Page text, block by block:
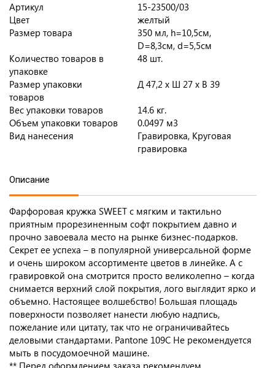
Артикул
15-23500/03
Цвет
желтый
Размер товара
350 мл, h=10,5см,
D=8,3см, d=5,5см
Количество товаров в
упаковке
48 шт.
Размер упаковки
товаров
Д 47,2 x Ш 27 x В 39
Вес упаковки товаров
14.6 кг.
Объем упаковки товаров
0.0497 м3
Вид нанесения
Гравировка, Круговая
гравировка
Описание
Фарфоровая кружка SWEET с мягким и тактильно
приятным прорезиненным софт покрытием давно и
прочно завоевала место на рынке бизнес-подарков.
Секрет ее успеха – в популярной универсальной форме
и очень широком ассортименте цветов в линейке. А с
гравировкой она смотрится просто великолепно – когда
снимается верхний слой покрытия, лого выглядит ярко и
объемно. Настоящее волшебство! Большая площадь
поверхности позволяет нанести любую надпись,
пожелание или цитату, так что не ограничивайтесь
деловыми стандартами. Pantone 109C Не рекомендуется
мыть в посудомоечной машине.